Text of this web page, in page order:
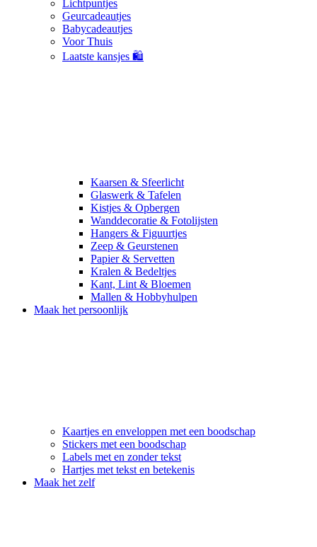
Lichtpuntjes
Geurcadeautjes
Babycadeautjes
Voor Thuis
Laatste kansjes 🛍️
Kaarsen & Sfeerlicht
Glaswerk & Tafelen
Kistjes & Opbergen
Wanddecoratie & Fotolijsten
Hangers & Figuurtjes
Zeep & Geurstenen
Papier & Servetten
Kralen & Bedeltjes
Kant, Lint & Bloemen
Mallen & Hobbyhulpen
Maak het persoonlijk
Kaartjes en enveloppen met een boodschap
Stickers met een boodschap
Labels met en zonder tekst
Hartjes met tekst en betekenis
Maak het zelf